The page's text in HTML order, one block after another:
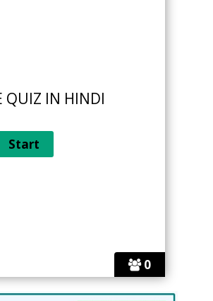
0
QUIZ IN HINDI